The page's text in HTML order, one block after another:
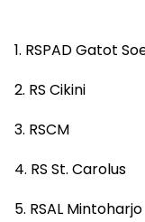
1. RSPAD Gatot
2. RS Cikini
3. RSCM
4. RS St. Carolus
5. RSAL Mintoharjo